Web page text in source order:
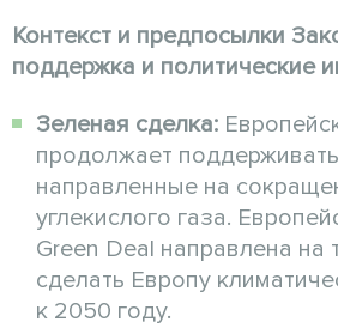
Контекст и предпосылки
поддержка и политические
Зеленая сделка:
продолжает
направленные на
углекислого газа.
Green Deal направлена на
сделать Европу
к 2050 году.